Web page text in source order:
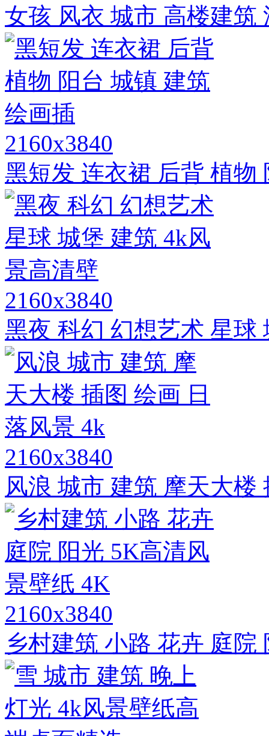
女孩 风衣 城市 高楼建筑
2160x3840
黑短发 连衣裙 后背 植物
2160x3840
黑夜 科幻 幻想艺术 星球
2160x3840
风浪 城市 建筑 摩天大楼
2160x3840
乡村建筑 小路 花卉 庭